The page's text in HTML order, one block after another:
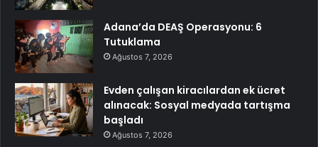
Adana’da DEAŞ Operasyonu: 6
Tutuklama
Ağustos 7, 2026
Evden çalışan kiracılardan ek ücret
alınacak: Sosyal medyada tartışma
başladı
Ağustos 7, 2026